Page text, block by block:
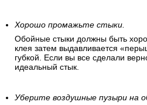
Хорошо промажьте стыки.
Обойные стыки должны быть
клея затем выдавливается
губкой. Если вы все сделали
идеальный стык.
Уберите воздушные пузыри на